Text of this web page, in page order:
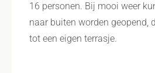
16 personen. Bij mooi weer
naar buiten worden geopend,
tot een eigen terrasje.